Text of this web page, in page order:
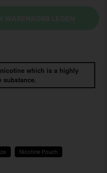
which is a highly
substance.
Nicotine Pouch